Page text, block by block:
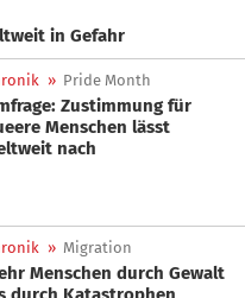
in Gefahr
» Pride Month
Zustimmung für
Menschen lässt
nach
» Migration
Menschen durch Gewalt